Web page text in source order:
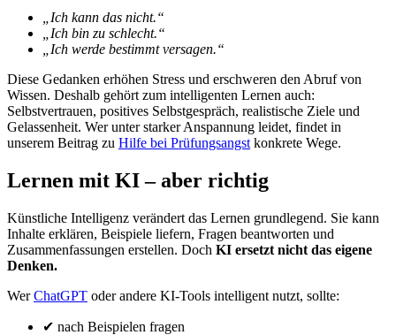
„Ich kann das nicht.“
„Ich bin zu schlecht.“
„Ich werde bestimmt versagen.“
Diese Gedanken erhöhen Stress und erschweren den Abruf von
Wissen. Deshalb gehört zum intelligenten Lernen auch:
Selbstvertrauen, positives Selbstgespräch, realistische Ziele und
Gelassenheit. Wer unter starker Anspannung leidet, findet in
unserem Beitrag zu Hilfe bei Prüfungsangst konkrete Wege.
Lernen mit KI – aber richtig
Künstliche Intelligenz verändert das Lernen grundlegend. Sie kann
Inhalte erklären, Beispiele liefern, Fragen beantworten und
Zusammenfassungen erstellen. Doch KI ersetzt nicht das eigene
Denken.
WerChatGPT oder andere KI-Tools intelligent nutzt, sollte:
✔ nach Beispielen fragen